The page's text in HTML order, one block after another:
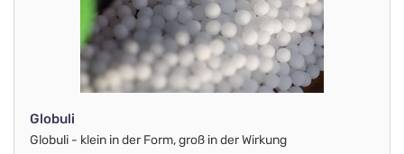
Globuli
Globuli - klein in der Form, groß in der Wirkung